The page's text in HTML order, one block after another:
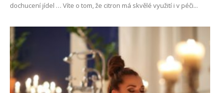
dochucení jídel … Víte o tom, že citron má skvělé využití i v péči...